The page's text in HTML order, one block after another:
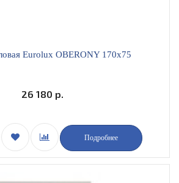
Eurolux OBERONY 170х75
26 180 р.
Подробнее